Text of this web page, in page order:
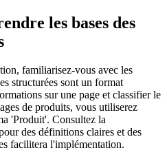
les bases des
familiarisez-vous avec les
structurées sont un format
sur une page et classifier le
de produits, vous utiliserez
'Produit'. Consultez la
des définitions claires et des
facilitera l'implémentation.